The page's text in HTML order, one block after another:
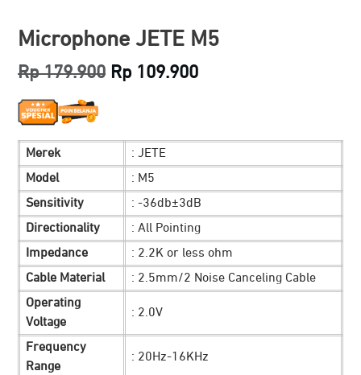
Microphone JETE M5
Rp179.900 Original
was:
Rp 179.900.
Rp 109.900Current
is:
Rp 109.900.
Merek
: JETE
Model
: M5
Sensitivity
: -36db±3dB
Directionality
: All Pointing
Impedance
: 2.2K or less ohm
Cable Material
: 2.5mm/2 Noise Canceling Cable
Operating
Voltage
: 2.0V
Frequency
Range
: 20Hz-16KHz